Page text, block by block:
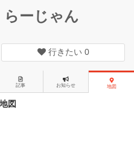
ーじゃん
行きたい 0
記事 お知らせ 地図
図